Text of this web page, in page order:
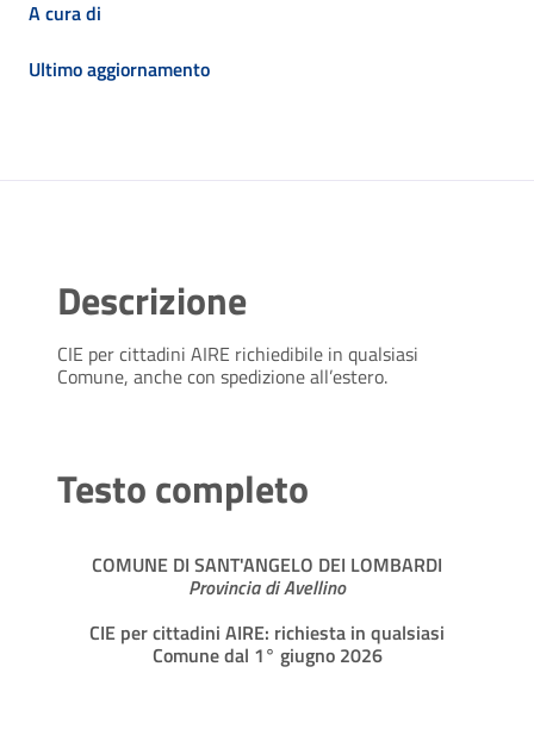
A cura di
Ultimo aggiornamento
Descrizione
CIE per cittadini AIRE richiedibile in qualsiasi
Comune, anche con spedizione all’estero.
Testo completo
COMUNE DI SANT'ANGELO DEI LOMBARDI
Provincia di Avellino
CIE per cittadini AIRE: richiesta in qualsiasi
Comune dal 1° giugno 2026